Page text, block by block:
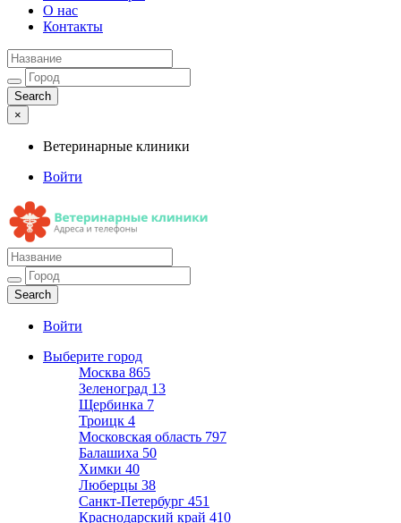
О нас
Контакты
×
Ветеринарные клиники
Войти
Ветеринарные клиники
Адреса и телефоны
Войти
Выберите город
Москва 865
Зеленоград 13
Щербинка 7
Троицк 4
Московская область 797
Балашиха 50
Химки 40
Люберцы 38
Санкт-Петербург 451
Краснодарский край 410